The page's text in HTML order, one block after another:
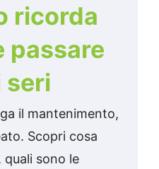
ricorda
passare
seri
il mantenimento,
Scopri cosa
quali sono le